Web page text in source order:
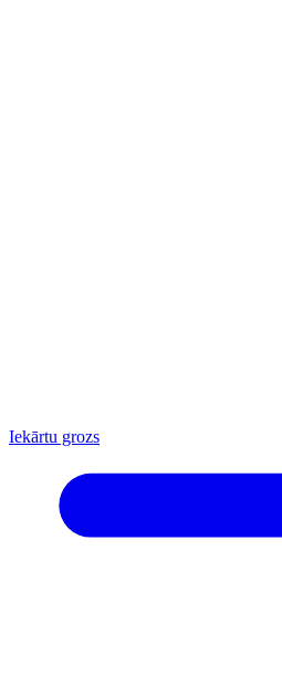
Iekārtu grozs